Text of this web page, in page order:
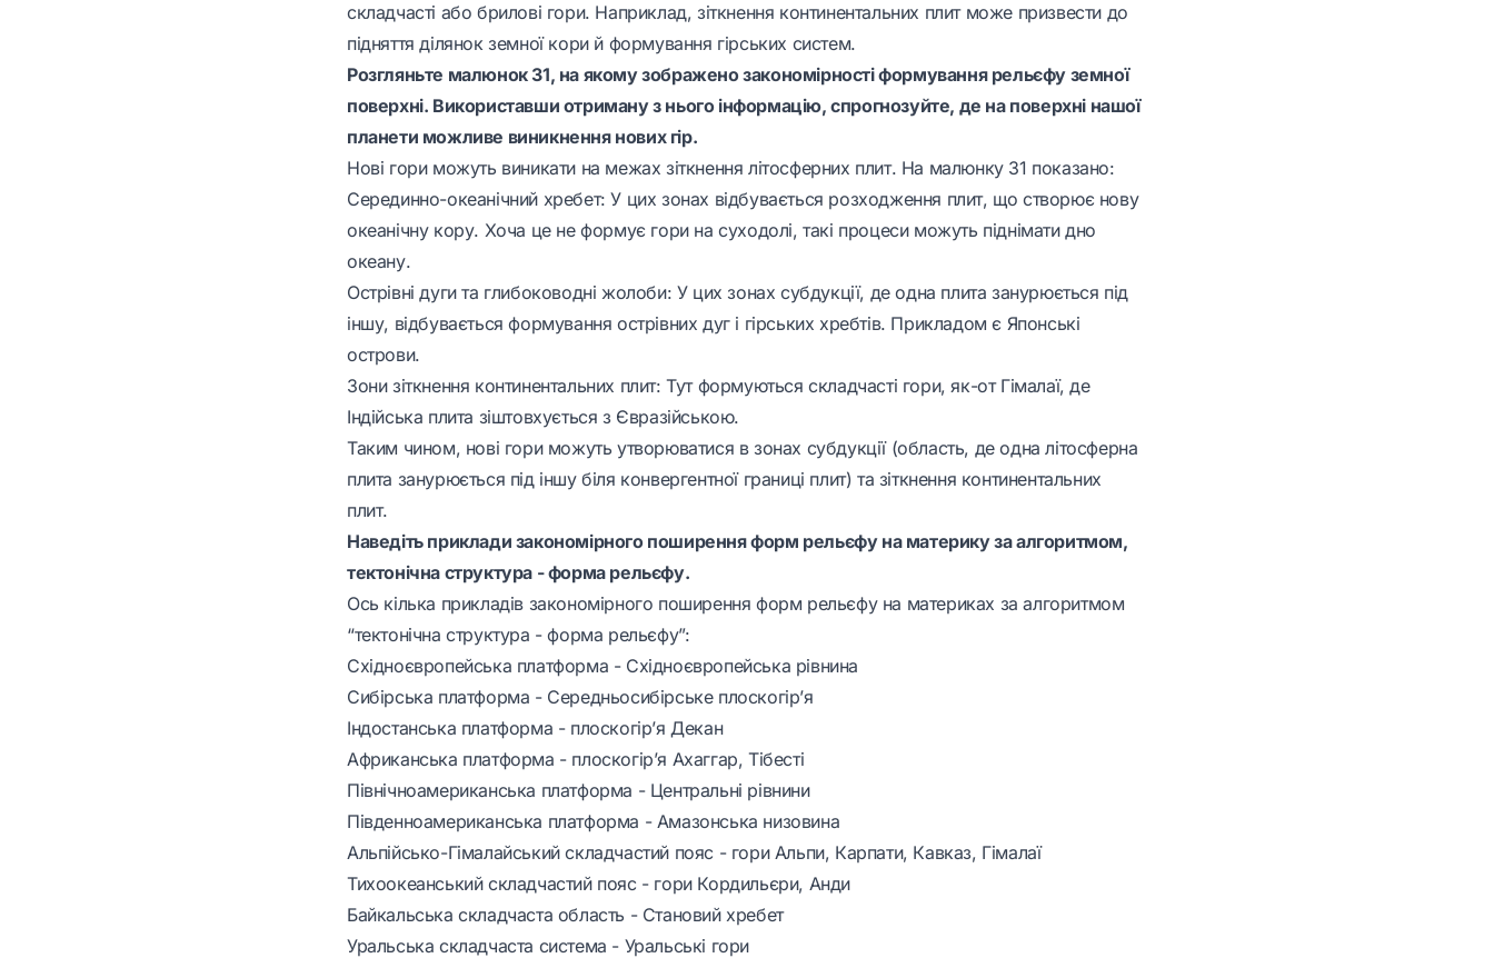
складчасті або брилові гори. Наприклад, зіткнення континентальних плит може призвести до
підняття ділянок земної кори й формування гірських систем.
Розгляньте малюнок 31, на якому зображено закономірності формування рельєфу земної
поверхні. Використавши отриману з нього інформацію, спрогнозуйте, де на поверхні нашої
планети можливе виникнення нових гір.
Нові гори можуть виникати на межах зіткнення літосферних плит. На малюнку 31 показано:
Серединно-океанічний хребет: У цих зонах відбувається розходження плит, що створює нову
океанічну кору. Хоча це не формує гори на суходолі, такі процеси можуть піднімати дно
океану.
Острівні дуги та глибоководні жолоби: У цих зонах субдукції, де одна плита занурюється під
іншу, відбувається формування острівних дуг і гірських хребтів. Прикладом є Японські
острови.
Зони зіткнення континентальних плит: Тут формуються складчасті гори, як-от Гімалаї, де
Індійська плита зіштовхується з Євразійською.
Таким чином, нові гори можуть утворюватися в зонах субдукції (область, де одна літосферна
плита занурюється під іншу біля конвергентної границі плит) та зіткнення континентальних
плит.
Наведіть приклади закономірного поширення форм рельєфу на материку за алгоритмом,
тектонічна структура - форма рельєфу.
Ось кілька прикладів закономірного поширення форм рельєфу на материках за алгоритмом
“тектонічна структура - форма рельєфу”:
Східноєвропейська платформа - Східноєвропейська рівнина
Сибірська платформа - Середньосибірське плоскогір’я
Індостанська платформа - плоскогір’я Декан
Африканська платформа - плоскогір’я Ахаггар, Тібесті
Північноамериканська платформа - Центральні рівнини
Південноамериканська платформа - Амазонська низовина
Альпійсько-Гімалайський складчастий пояс - гори Альпи, Карпати, Кавказ, Гімалаї
Тихоокеанський складчастий пояс - гори Кордильєри, Анди
Байкальська складчаста область - Становий хребет
Уральська складчаста система - Уральські гори